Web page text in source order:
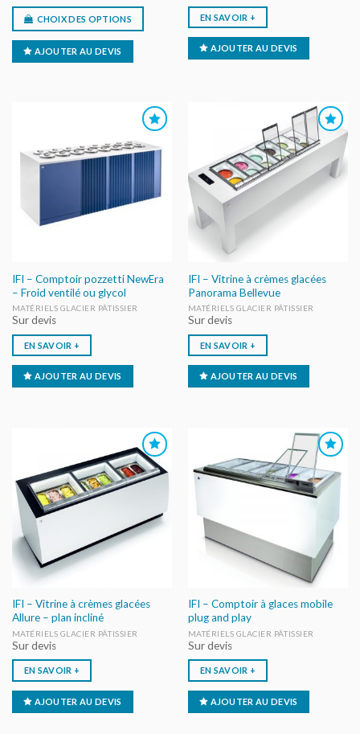
CHOIX DES OPTIONS
AJOUTER AU DEVIS
EN SAVOIR +
AJOUTER AU DEVIS
AJOUTER
AU DEVIS
IFI – Comptoir pozzetti NewEra
– Froid ventilé ou glycol
MATÉRIELS GLACIER PÂTISSIER
Sur devis
EN SAVOIR +
AJOUTER AU DEVIS
AJOUTER
AU DEVIS
IFI – Vitrine à crèmes glacées
Panorama Bellevue
MATÉRIELS GLACIER PÂTISSIER
Sur devis
EN SAVOIR +
AJOUTER AU DEVIS
AJOUTER
AU DEVIS
IFI – Vitrine à crèmes glacées
Allure – plan incliné
MATÉRIELS GLACIER PÂTISSIER
Sur devis
EN SAVOIR +
AJOUTER AU DEVIS
AJOUTER
AU DEVIS
IFI – Comptoir à glaces mobile
plug and play
MATÉRIELS GLACIER PÂTISSIER
Sur devis
EN SAVOIR +
AJOUTER AU DEVIS